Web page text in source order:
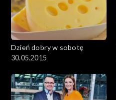
Dzień dobry w sobotę
30.05.2015